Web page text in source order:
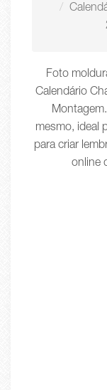
Foto
Calendário
mesmo, ideal
para criar
online